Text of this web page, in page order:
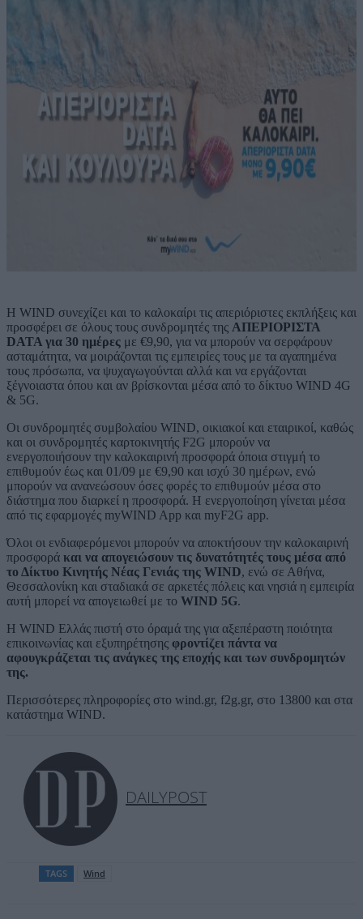
Η WIND συνεχίζει και το καλοκαίρι τις απεριόριστες εκπλήξεις και
προσφέρει σε όλους τους συνδρομητές της ΑΠΕΡΙΟΡΙΣΤΑ
DATA για 30 ημέρες με €9,90, για να μπορούν να σερφάρουν
ασταμάτητα, να μοιράζονται τις εμπειρίες τους με τα αγαπημένα
τους πρόσωπα, να ψυχαγωγούνται αλλά και να εργάζονται
ξέγνοιαστα όπου και αν βρίσκονται μέσα από το δίκτυο WIND 4G
& 5G.
Οι συνδρομητές συμβολαίου WIND, οικιακοί και εταιρικοί, καθώς
και οι συνδρομητές καρτοκινητής F2G μπορούν να
ενεργοποιήσουν την καλοκαιρινή προσφορά όποια στιγμή το
επιθυμούν έως και 01/09 με €9,90 και ισχύ 30 ημέρων, ενώ
μπορούν να ανανεώσουν όσες φορές το επιθυμούν μέσα στο
διάστημα που διαρκεί η προσφορά. Η ενεργοποίηση γίνεται μέσα
από τις εφαρμογές myWIND App και myF2G app.
Όλοι οι ενδιαφερόμενοι μπορούν να αποκτήσουν την καλοκαιρινή
προσφορά και να απογειώσουν τις δυνατότητές τους μέσα από
το Δίκτυο Κινητής Νέας Γενιάς της WIND, ενώ σε Αθήνα,
Θεσσαλονίκη και σταδιακά σε αρκετές πόλεις και νησιά η εμπειρία
αυτή μπορεί να απογειωθεί με το WIND 5G.
Η WIND Ελλάς πιστή στο όραμά της για αξεπέραστη ποιότητα
επικοινωνίας και εξυπηρέτησης φροντίζει πάντα να
αφουγκράζεται τις ανάγκες της εποχής και των συνδρομητών
της.
Περισσότερες πληροφορίες στο wind.gr, f2g.gr, στο 13800 και στα
κατάστημα WIND.
DAILYPOST
TAGS Wind